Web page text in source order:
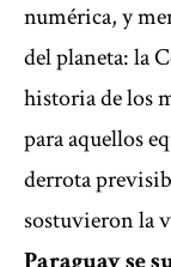
numérica, y
del planeta: la
historia de los
para aquellos
derrota
sostuvieron la